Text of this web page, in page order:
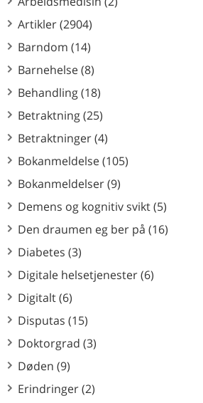
Artikler (2904)
Barndom (14)
Barnehelse (8)
Behandling (18)
Betraktning (25)
Betraktninger (4)
Bokanmeldelse (105)
Bokanmeldelser (9)
Demens og kognitiv svikt (5)
Den draumen eg ber på (16)
Diabetes (3)
Digitale helsetjenester (6)
Digitalt (6)
Disputas (15)
Doktorgrad (3)
Døden (9)
Erindringer (2)